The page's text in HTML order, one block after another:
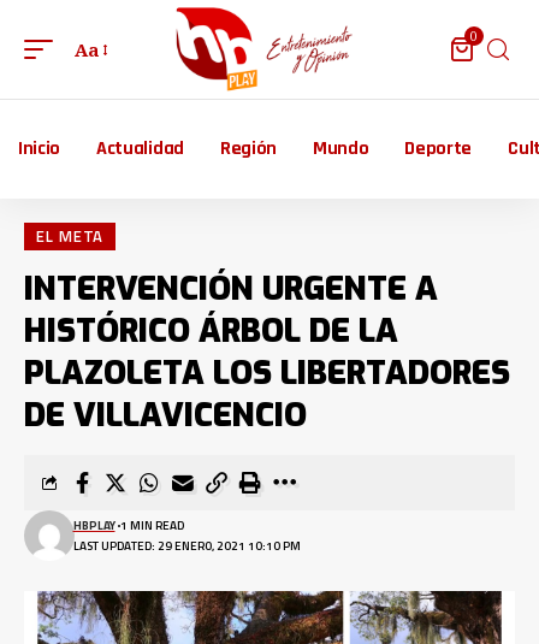
Aa
0
Inicio Actualidad Región Mundo Deporte
EL META
INTERVENCIÓN URGENTE A
HISTÓRICO ÁRBOL DE LA
PLAZOLETA LOS LIBERTADORES
DE VILLAVICENCIO
LAST UPDATED: 29 ENERO, 2021 10:10 PM
HBPLAY 1 MIN READ